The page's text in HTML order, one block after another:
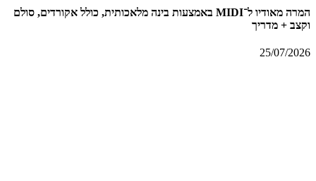
המרה מאודיו ל־MIDI באמצעות בינה מלאכותית, כולל אקורדים, סולם
וקצב + מדריך
25/07/2026